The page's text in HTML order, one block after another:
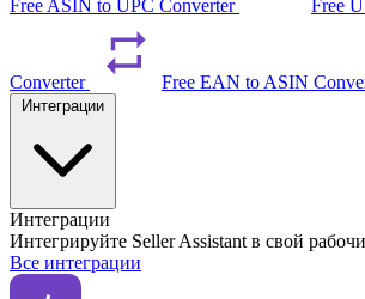
Free ASIN to UPC Converter Free
Converter Free EAN to ASIN
Интеграции
Интегрируйте Seller Assistant в свой
Все интеграции